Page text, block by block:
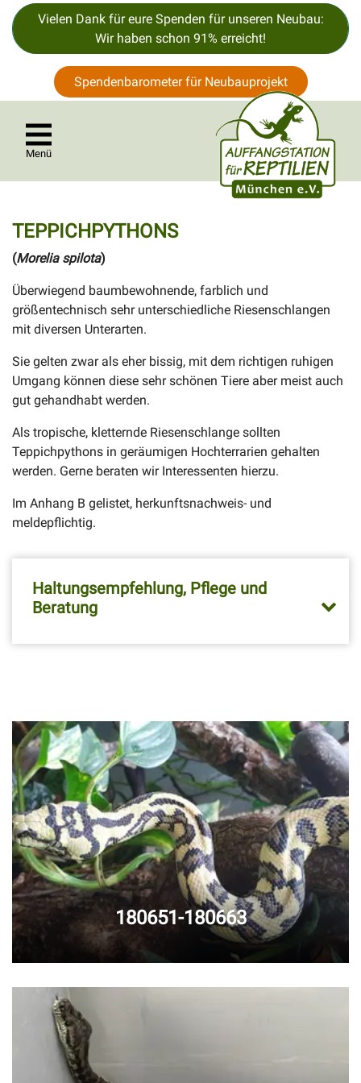
Vielen Dank für eure Spenden für unseren Neubau:
Wir haben schon 91% erreicht!
Spendenbarometer für Neubauprojekt
Menü
TEPPICHPYTHONS
(Morelia spilota)
Überwiegend baumbewohnende, farblich und
größentechnisch sehr unterschiedliche Riesenschlangen
mit diversen Unterarten.
Sie gelten zwar als eher bissig, mit dem richtigen ruhigen
Umgang können diese sehr schönen Tiere aber meist auch
gut gehandhabt werden.
Als tropische, kletternde Riesenschlange sollten
Teppichpythons in geräumigen Hochterrarien gehalten
werden. Gerne beraten wir Interessenten hierzu.
Im Anhang B gelistet, herkunftsnachweis- und
meldepflichtig.
Haltungsempfehlung, Pflege und
Beratung
Wir haben ein Caresheet für
Teppichpythons verfasst. Lesen Sie sich gerne
unsereHaltungsempfehlungen
durch.
180651-180663